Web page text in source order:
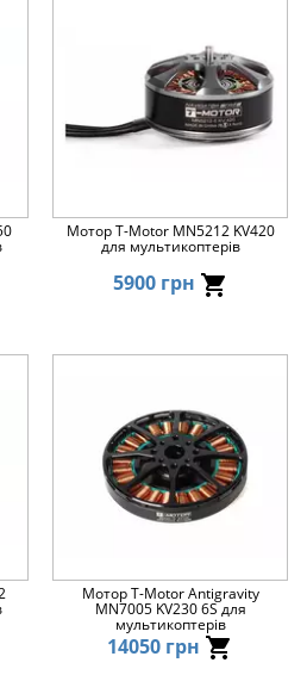
Мотор T-Motor MN5212 KV420
для мультикоптерів
5900 грн
Мотор T-Motor Antigravity
MN7005 KV230 6S для
мультикоптерів
14050 грн